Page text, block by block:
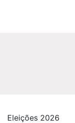
Eleições 2026